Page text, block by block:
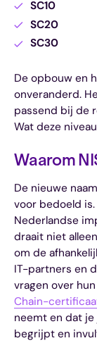
SC10
SC20
SC30
De opbouw en
onveranderd.
passend bij de
Wat deze
Waarom
De nieuwe
voor bedoeld is.
Nederlandse
draait niet
om de
IT-partners en
vragen over
Chain-
neemt en dat
begrijpt en